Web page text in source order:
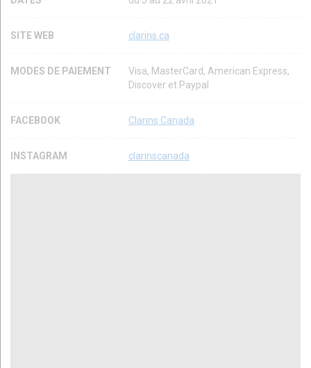
SITE WEB clarins.ca
MODES DE PAIEMENT
Visa, MasterCard, American Express,
Discover et Paypal
FACEBOOK Clarins Canada
INSTAGRAM clarinscanada